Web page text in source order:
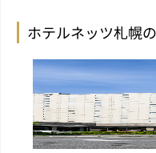
ホテルネッツ札幌